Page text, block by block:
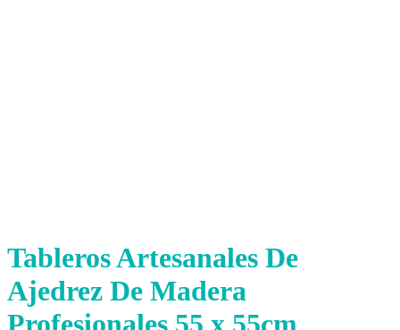
Tableros Artesanales De
Ajedrez De Madera